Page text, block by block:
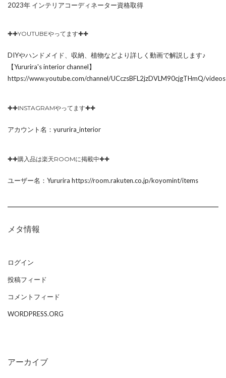
2023年 インテリアコーディネーター資格取得
✚✚YOUTUBEやってます✚✚
DIYやハンドメイド、収納、植物などより詳しく動画で解説します♪
【Yururira's interior channel】
https://www.youtube.com/channel/UCczsBFL2jzDVLM90cjgTHmQ/videos
✚✚INSTAGRAMやってます✚✚
アカウント名：yururira_interior
✚✚購入品は楽天ROOMに掲載中✚✚
ユーザー名：Yururira https://room.rakuten.co.jp/koyomint/items
メタ情報
ログイン
投稿フィード
コメントフィード
WORDPRESS.ORG
アーカイブ